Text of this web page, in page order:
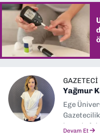
GAZETECI
Yağmur
Ege
hem de
Devam Et